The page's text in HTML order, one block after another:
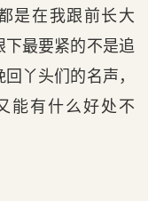
是在我跟前长大
最要紧的不是追
丫头们的名声，
能有什么好处不